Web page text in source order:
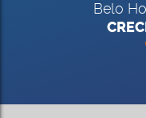
Belo